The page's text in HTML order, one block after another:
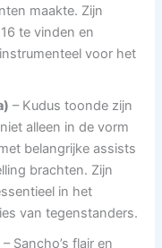
maakte. Zijn
te vinden en
voor het
– Kudus toonde zijn
alleen in de vorm
belangrijke assists
brachten. Zijn
in het
van tegenstanders.
– Sancho’s flair en